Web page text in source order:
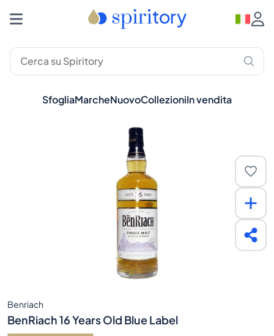
SfogliaMarcheNuovoCollezioniIn vendita
Benriach
BenRiach 16 Years Old Blue Label